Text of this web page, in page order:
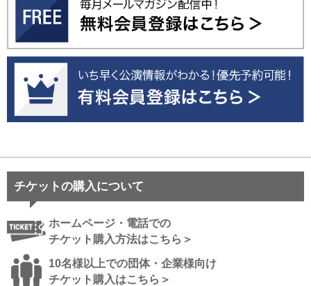
チケットの購入について
ホームページ・電話での
チケット購入方法はこちら＞
10名様以上での団体・企業様向け
チケット購入はこちら＞